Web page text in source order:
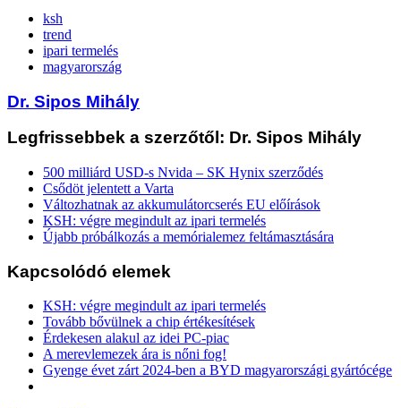
ksh
trend
ipari termelés
magyarország
Dr. Sipos Mihály
Legfrissebbek a szerzőtől: Dr. Sipos Mihály
500 milliárd USD-s Nvida – SK Hynix szerződés
Csődöt jelentett a Varta
Változhatnak az akkumulátorcserés EU előírások
KSH: végre megindult az ipari termelés
Újabb próbálkozás a memórialemez feltámasztására
Kapcsolódó elemek
KSH: végre megindult az ipari termelés
Tovább bővülnek a chip értékesítések
Érdekesen alakul az idei PC-piac
A merevlemezek ára is nőni fog!
Gyenge évet zárt 2024-ben a BYD magyarországi gyártócége